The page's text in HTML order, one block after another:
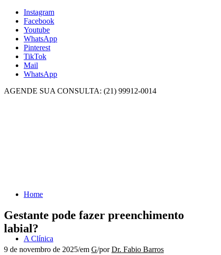
Instagram
Facebook
Youtube
WhatsApp
Pinterest
TikTok
Mail
WhatsApp
AGENDE SUA CONSULTA: (21) 99912-0014
Home
A Clínica
Gestante pode fazer preenchimento
labial?
9 de novembro de 2025/em G/porDr. Fabio Barros